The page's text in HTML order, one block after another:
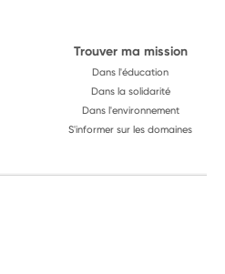
Trouver ma mission
Dans l'éducation
Dans la solidarité
Dans l'environnement
S'informer sur les domaines